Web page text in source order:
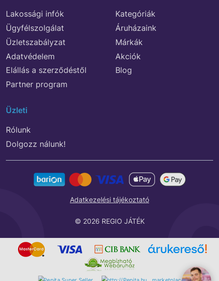
Lakossági infók
Ügyfélszolgálat
Üzletszabályzat
Adatvédelem
Elállás a szerződéstől
Partner program
Kategóriák
Áruházaink
Márkák
Akciók
Blog
Üzleti
Rólunk
Dolgozz nálunk!
© 2026 REGIO JÁTÉK
Adatkezelési tájékoztató
marketplace